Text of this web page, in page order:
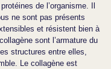
de l’organisme. Il
ne sont pas présents
et résistent bien à
sont l’armature du
structures entre elles,
Le collagène est